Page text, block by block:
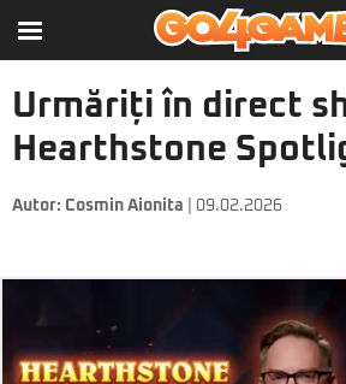
Urmăriți în direct
Hearthstone
Autor: Cosmin Aionita | 09.02.2026